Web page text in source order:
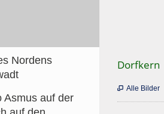
Nordens
Asmus auf der
Dorfkern
 Alle Bilder